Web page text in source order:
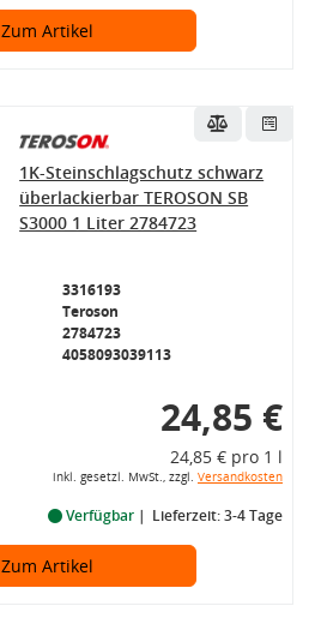
Zum Artikel
1K-Steinschlagschutz schwarz
überlackierbar TEROSON SB
S3000 1 Liter 2784723
3316193
Teroson
2784723
4058093039113
24,85 €
24,85 € pro 1 l
inkl. gesetzl. MwSt., zzgl. Versandkosten
Verfügbar Lieferzeit: 3-4 Tage
Zum Artikel